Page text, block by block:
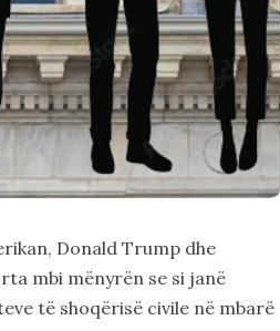
Donald Trump dhe
mbi mënyrën se si janë
të shoqërisë civile në mbarë